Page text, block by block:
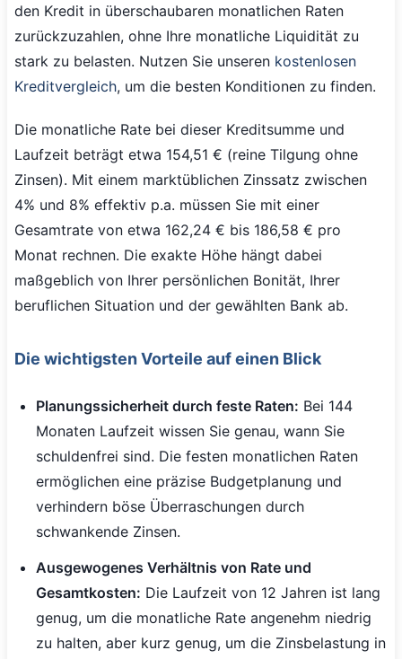
den Kredit in überschaubaren monatlichen Raten
zurückzuzahlen, ohne Ihre monatliche Liquidität zu
stark zu belasten. Nutzen Sie unseren kostenlosen
Kreditvergleich, um die besten Konditionen zu finden.
Die monatliche Rate bei dieser Kreditsumme und
Laufzeit beträgt etwa 154,51 € (reine Tilgung ohne
Zinsen). Mit einem marktüblichen Zinssatz zwischen
4% und 8% effektiv p.a. müssen Sie mit einer
Gesamtrate von etwa 162,24 € bis 186,58 € pro
Monat rechnen. Die exakte Höhe hängt dabei
maßgeblich von Ihrer persönlichen Bonität, Ihrer
beruflichen Situation und der gewählten Bank ab.
Die wichtigsten Vorteile auf einen Blick
Planungssicherheit durch feste Raten: Bei 144
Monaten Laufzeit wissen Sie genau, wann Sie
schuldenfrei sind. Die festen monatlichen Raten
ermöglichen eine präzise Budgetplanung und
verhindern böse Überraschungen durch
schwankende Zinsen.
Ausgewogenes Verhältnis von Rate und
Gesamtkosten: Die Laufzeit von 12 Jahren ist lang
genug, um die monatliche Rate angenehm niedrig
zu halten, aber kurz genug, um die Zinsbelastung in